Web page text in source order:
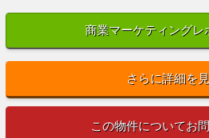
商業マーケティングレ
さらに詳細を
この物件についてお